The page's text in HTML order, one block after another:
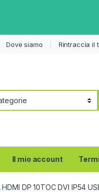
Dove siamo Rintraccia il
Il mio account
DP 10TOC DVI IP54